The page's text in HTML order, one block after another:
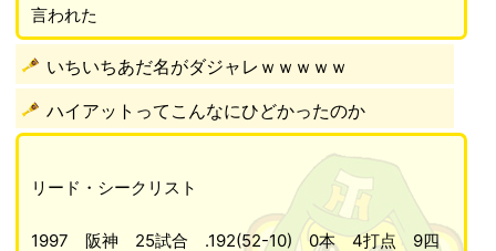
言われた
いちいちあだ名がダジャレｗｗｗｗｗ
ハイアットってこんなにひどかったのか
リード・シークリスト
1997 阪神 25試合 .192(52-10) 0本 4打点 9四